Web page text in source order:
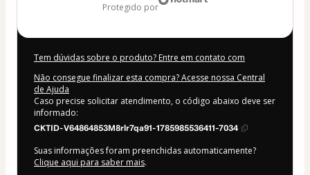
protegido por
Tem dúvidas sobre o produto? Entre em contato com
Não consegue finalizar esta compra? Acesse nossa Central
de Ajuda
Caso precise solicitar atendimento, o código abaixo deve ser
informado:
CKTID-V64864853M8rlr7qa91-1785985536411-7034
Suas informações foram preenchidas automaticamente?
Clique aqui para saber mais.